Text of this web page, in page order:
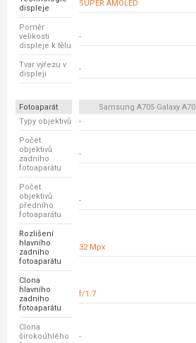
displeje
SUPER AMOLED
Poměr
velikosti
displeje k tělu
-
Tvar výřezu v
displeji
-
Fotoaparát Samsung A705 Galaxy A70
Typy objektivů
-
Počet
objektivů
zadního
fotoaparátu
-
Počet
objektivů
předního
fotoaparátu
-
Rozlišení
hlavního
zadního
fotoaparátu
32 Mpx
Clona
hlavního
zadního
fotoaparátu
f/1.7
Clona
širokoúhlého
-